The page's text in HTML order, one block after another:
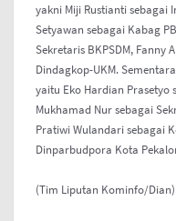
yakni Miji Rustianti sebagai
Setyawan sebagai Kabag
Sekretaris BKPSDM, Fanny
Dindagkop-UKM.
yaitu Eko Hardian Prasetyo
Mukhamad Nur sebagai
Pratiwi Wulandari sebagai
Dinparbudpora Kota
(Tim Liputan Kominfo/Dian)